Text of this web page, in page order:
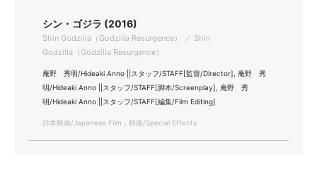
シン・ゴジラ (2016)
Shin Godzilla（Godzilla Resurgence） ／ Shin
Godzilla（Godzilla Resurgence）
庵野 秀明/Hideaki Anno ||スタッフ/STAFF[監督/Director], 庵野 秀
明/Hideaki Anno ||スタッフ/STAFF[脚本/Screenplay], 庵野 秀
明/Hideaki Anno ||スタッフ/STAFF[編集/Film Editing]
日本映画/Japanese Film，特撮/Special Effects